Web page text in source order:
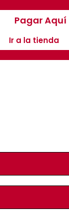
Pagar Aquí
Ir a la tienda